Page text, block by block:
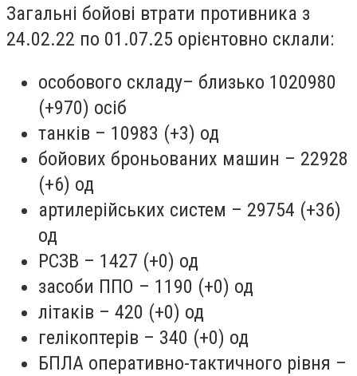
Загальні бойові втрати противника з
24.02.22 по 01.07.25 орієнтовно склали:
особового складу– близько 1020980
(+970) осіб
танків – 10983 (+3) од
бойових броньованих машин – 22928
(+6) од
артилерійських систем – 29754 (+36)
од
РСЗВ – 1427 (+0) од
засоби ППО – 1190 (+0) од
літаків – 420 (+0) од
гелікоптерів – 340 (+0) од
БПЛА оперативно-тактичного рівня –